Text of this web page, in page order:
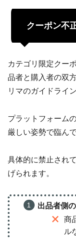
クーポン不
カテゴリ限定クー
品者と購入者の双
リマのガイドライ
プラットフォーム
厳しい姿勢で臨ん
具体的に禁止され
げられます。
出品者側
商
ル